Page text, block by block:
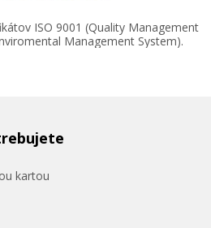
ISO 9001 (Quality Management
Management System).
kartou